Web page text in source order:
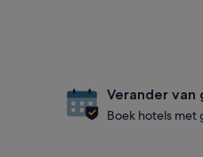
Verander van
Boek hotels met